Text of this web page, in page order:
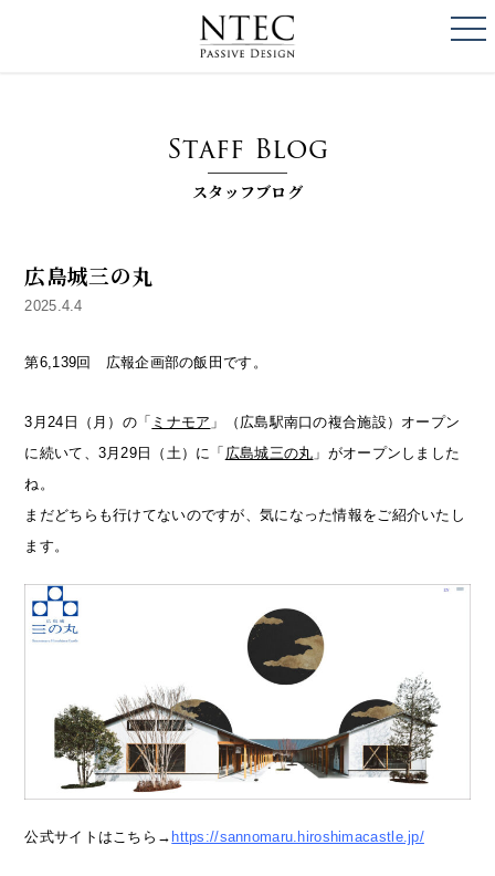
Staff Blog
スタッフブログ
広島城三の丸
2025.4.4
第6,139回 広報企画部の飯田です。
3月24日（月）の「 ミナモア 」（広島駅南口の複合施設）オープン
に続いて、3月29日（土）に「 広島城三の丸 」がオープンしました
ね。
まだどちらも行けてないのですが、気になった情報をご紹介いたし
ます。
公式サイトはこちら→ https://sannomaru.hiroshimacastle.jp/